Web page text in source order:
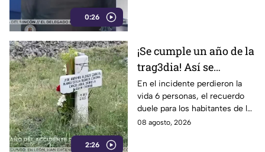
0:26
2:26
¡Se cumple un año de la
trag3dia! Así se
recuerda el fuerte
accidente de un tren en
Irapuato
En el incidente perdieron la
vida 6 personas, el recuerdo
duele para los habitantes de la
localidad.
08 agosto, 2026